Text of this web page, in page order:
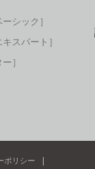
シック］
スパート］
］
ポリシー